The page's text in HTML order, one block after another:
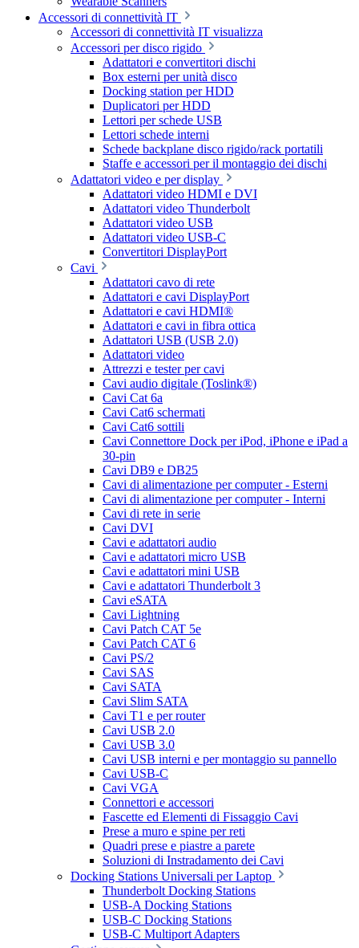
Accessori di connettività IT
Accessori di connettività IT visualizza
Accessori per disco rigido
Adattatori e convertitori dischi
Box esterni per unità disco
Docking station per HDD
Duplicatori per HDD
Lettori per schede USB
Lettori schede interni
Schede backplane disco rigido/rack portatili
Staffe e accessori per il montaggio dei dischi
Adattatori video e per display
Adattatori video HDMI e DVI
Adattatori video Thunderbolt
Adattatori video USB
Adattatori video USB-C
Convertitori DisplayPort
Cavi
Adattatori cavo di rete
Adattatori e cavi DisplayPort
Adattatori e cavi HDMI®
Adattatori e cavi in fibra ottica
Adattatori USB (USB 2.0)
Adattatori video
Attrezzi e tester per cavi
Cavi audio digitale (Toslink®)
Cavi Cat 6a
Cavi Cat6 schermati
Cavi Cat6 sottili
Cavi Connettore Dock per iPod, iPhone e iPad a
30-pin
Cavi DB9 e DB25
Cavi di alimentazione per computer - Esterni
Cavi di alimentazione per computer - Interni
Cavi di rete in serie
Cavi DVI
Cavi e adattatori audio
Cavi e adattatori micro USB
Cavi e adattatori mini USB
Cavi e adattatori Thunderbolt 3
Cavi eSATA
Cavi Lightning
Cavi Patch CAT 5e
Cavi Patch CAT 6
Cavi PS/2
Cavi SAS
Cavi SATA
Cavi Slim SATA
Cavi T1 e per router
Cavi USB 2.0
Cavi USB 3.0
Cavi USB interni e per montaggio su pannello
Cavi USB-C
Cavi VGA
Connettori e accessori
Fascette ed Elementi di Fissaggio Cavi
Prese a muro e spine per reti
Quadri prese e piastre a parete
Soluzioni di Instradamento dei Cavi
Docking Stations Universali per Laptop
Thunderbolt Docking Stations
USB-A Docking Stations
USB-C Docking Stations
USB-C Multiport Adapters